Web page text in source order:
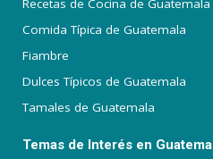
Recetas de Cocina de Guatemala
Comida Típica de Guatemala
Fiambre
Dulces Típicos de Guatemala
Tamales de Guatemala
Temas de Interés en